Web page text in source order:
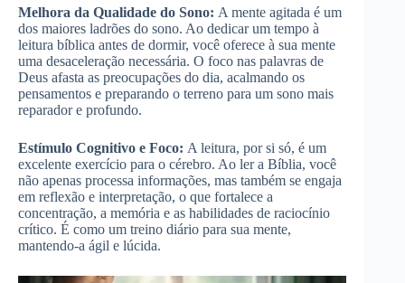
Melhora da Qualidade do Sono: A mente agitada é um
dos maiores ladrões do sono. Ao dedicar um tempo à
leitura bíblica antes de dormir, você oferece à sua mente
uma desaceleração necessária. O foco nas palavras de
Deus afasta as preocupações do dia, acalmando os
pensamentos e preparando o terreno para um sono mais
reparador e profundo.
Estímulo Cognitivo e Foco: A leitura, por si só, é um
excelente exercício para o cérebro. Ao ler a Bíblia, você
não apenas processa informações, mas também se engaja
em reflexão e interpretação, o que fortalece a
concentração, a memória e as habilidades de raciocínio
crítico. É como um treino diário para sua mente,
mantendo-a ágil e lúcida.